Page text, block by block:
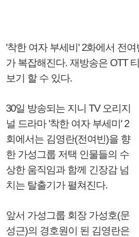
'착한 여자 부세비' 2화에서 전
가 복잡해진다. 재방송은 OTT
보기 할 수 있다.
30일 방송되는 지니 TV 오리지
널 드라마 '착한 여자 부세미' 2
회에서는 김영란(전여빈)을 향
한 가성그룹 저택 인물들의 수
상한 움직임과 함께 긴장감 넘
치는 탈출기가 펼쳐진다.
앞서 가성그룹 회장 가성호(문
성근)의 경호원이 된 김영란은